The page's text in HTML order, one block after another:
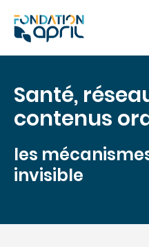
Santé,
contenus
les
invisible